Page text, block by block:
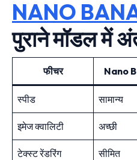
NANO
पुराने मॉडल में
फीचर Nano
स्पीड सामान्य
इमेज क्वालिटी अच्छी
टेक्स्ट रेंडरिंग सीमित